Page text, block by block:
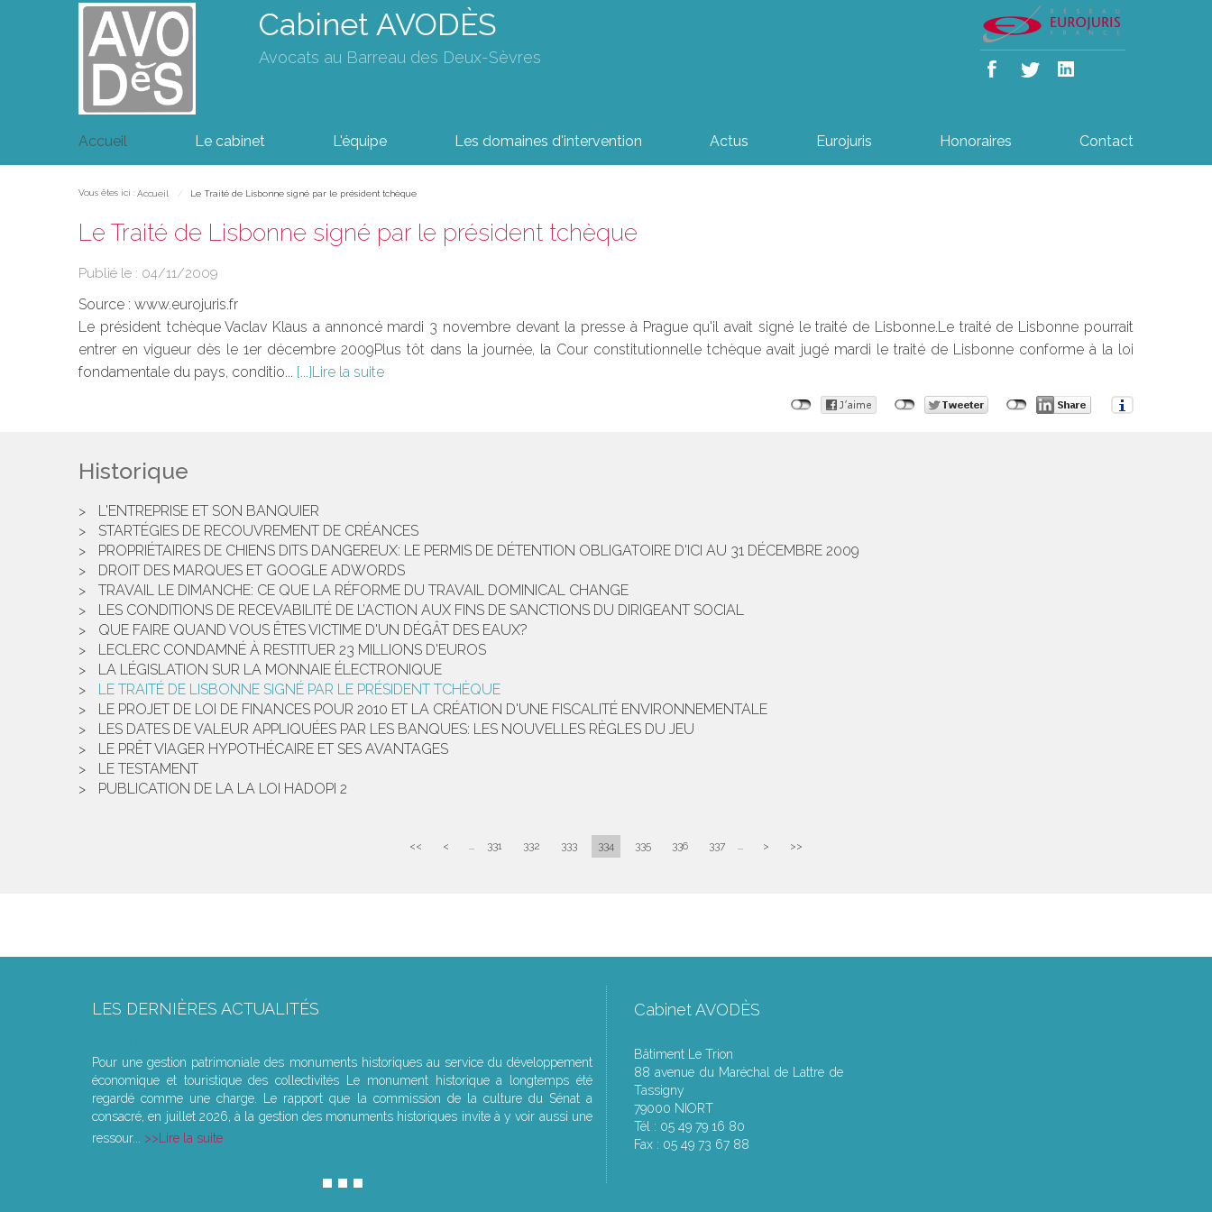
Cabinet AVODÈS
Avocats au Barreau des Deux-Sèvres
Accueil Le cabinet L'équipe Les domaines d'intervention Actus Eurojuris Honoraires Contact
Vous êtes ici : Accueil Le Traité de Lisbonne signé par le président tchèque
Le Traité de Lisbonne signé par le président tchèque
Publié le : 04/11/2009
Source : www.eurojuris.fr
Le président tchèque Vaclav Klaus a annoncé mardi 3 novembre devant la presse à Prague qu'il avait signé le traité de Lisbonne.Le traité de Lisbonne pourrait
entrer en vigueur dès le 1er décembre 2009Plus tôt dans la journée, la Cour constitutionnelle tchèque avait jugé mardi le traité de Lisbonne conforme à la loi
fondamentale du pays, conditio...
Lire la suite
Historique
L'ENTREPRISE ET SON BANQUIER
STARTÉGIES DE RECOUVREMENT DE CRÉANCES
PROPRIÉTAIRES DE CHIENS DITS DANGEREUX: LE PERMIS DE DÉTENTION OBLIGATOIRE D'ICI AU 31 DÉCEMBRE 2009
DROIT DES MARQUES ET GOOGLE ADWORDS
TRAVAIL LE DIMANCHE: CE QUE LA RÉFORME DU TRAVAIL DOMINICAL CHANGE
LES CONDITIONS DE RECEVABILITÉ DE L’ACTION AUX FINS DE SANCTIONS DU DIRIGEANT SOCIAL
QUE FAIRE QUAND VOUS ÊTES VICTIME D'UN DÉGÂT DES EAUX?
LECLERC CONDAMNÉ À RESTITUER 23 MILLIONS D'EUROS
LA LÉGISLATION SUR LA MONNAIE ÉLECTRONIQUE
LE TRAITÉ DE LISBONNE SIGNÉ PAR LE PRÉSIDENT TCHÈQUE
LE PROJET DE LOI DE FINANCES POUR 2010 ET LA CRÉATION D'UNE FISCALITÉ ENVIRONNEMENTALE
LES DATES DE VALEUR APPLIQUÉES PAR LES BANQUES: LES NOUVELLES RÈGLES DU JEU
LE PRÊT VIAGER HYPOTHÉCAIRE ET SES AVANTAGES
LE TESTAMENT
PUBLICATION DE LA LA LOI HADOPI 2
<< < ... 331 332 333 334 335 336 337 ... > >>
LES DERNIÈRES ACTUALITÉS
Pour une gestion patrimoniale des monuments historiques au service du développement
économique et touristique des collectivités Le monument historique a longtemps été
regardé comme une charge. Le rapport que la commission de la culture du Sénat a
consacré, en juillet 2026, à la gestion des monuments historiques invite à y voir aussi une
ressour...
Lire la suite
Cabinet AVODÈS
Bâtiment Le Trion
88 avenue du Maréchal de Lattre de
Tassigny
79000 NIORT
Tél : 05 49 79 16 80
Fax : 05 49 73 67 88